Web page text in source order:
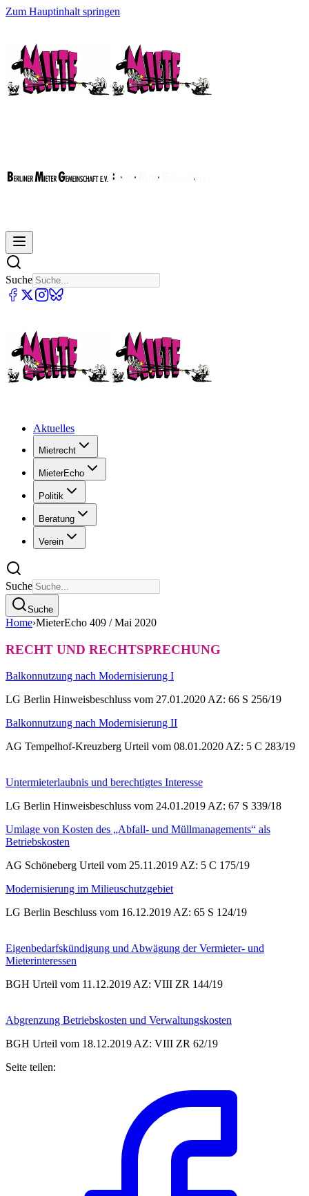
Zum Hauptinhalt springen
Suche
Aktuelles
Mietrecht
MieterEcho
Politik
Beratung
Verein
Suche
Suche
Home›MieterEcho 409 / Mai 2020
RECHT UND RECHTSPRECHUNG
Balkonnutzung nach Modernisierung I
LG Berlin Hinweisbeschluss vom 27.01.2020 AZ: 66 S 256/19
Balkonnutzung nach Modernisierung II
AG Tempelhof-Kreuzberg Urteil vom 08.01.2020 AZ: 5 C 283/19
Untermieterlaubnis und berechtigtes Interesse
LG Berlin Hinweisbeschluss vom 24.01.2019 AZ: 67 S 339/18
Umlage von Kosten des „Abfall- und Müllmanagements“ als
Betriebskosten
AG Schöneberg Urteil vom 25.11.2019 AZ: 5 C 175/19
Modernisierung im Milieuschutzgebiet
LG Berlin Beschluss vom 16.12.2019 AZ: 65 S 124/19
Eigenbedarfskündigung und Abwägung der Vermieter- und
Mieterinteressen
BGH Urteil vom 11.12.2019 AZ: VIII ZR 144/19
Abgrenzung Betriebskosten und Verwaltungskosten
BGH Urteil vom 18.12.2019 AZ: VIII ZR 62/19
Seite teilen: